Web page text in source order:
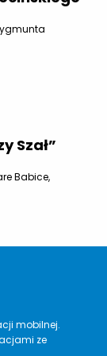
Szał”
Babice,
mobilnej.
ze